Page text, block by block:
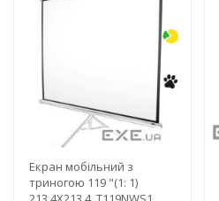
Екран мобільний з
триногою 119 "(1: 1)